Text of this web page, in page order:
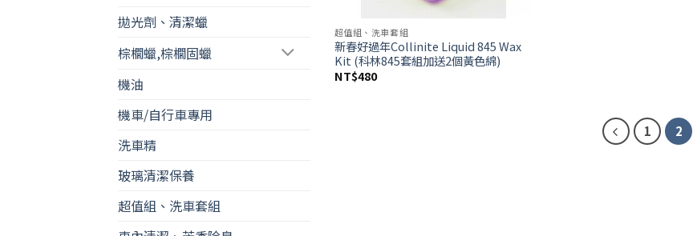
拋光劑、清潔蠟
棕櫚蠟,棕櫚固蠟
機油
機車/自行車專用
洗車精
玻璃清潔保養
超值組、洗車套組
超值組、洗車套組
新春好過年Collinite Liquid 845 Wax
Kit (科林845套組加送2個黃色綿)
NT$480
1 2